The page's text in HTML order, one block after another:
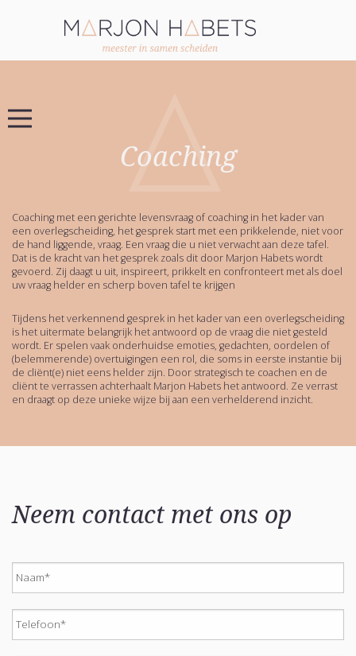
Coaching
Coaching met een gerichte levensvraag of coaching in het kader van
een overlegscheiding, het gesprek start met een prikkelende, niet voor
de hand liggende, vraag. Een vraag die u niet verwacht aan deze tafel.
Dat is de kracht van het gesprek zoals dit door Marjon Habets wordt
gevoerd. Zij daagt u uit, inspireert, prikkelt en confronteert met als doel
uw vraag helder en scherp boven tafel te krijgen
Tijdens het verkennend gesprek in het kader van een overlegscheiding
is het uitermate belangrijk het antwoord op de vraag die niet gesteld
wordt. Er spelen vaak onderhuidse emoties, gedachten, oordelen of
(belemmerende) overtuigingen een rol, die soms in eerste instantie bij
de cliënt(e) niet eens helder zijn. Door strategisch te coachen en de
cliënt te verrassen achterhaalt Marjon Habets het antwoord. Ze verrast
en draagt op deze unieke wijze bij aan een verhelderend inzicht.
Neem contact met ons op